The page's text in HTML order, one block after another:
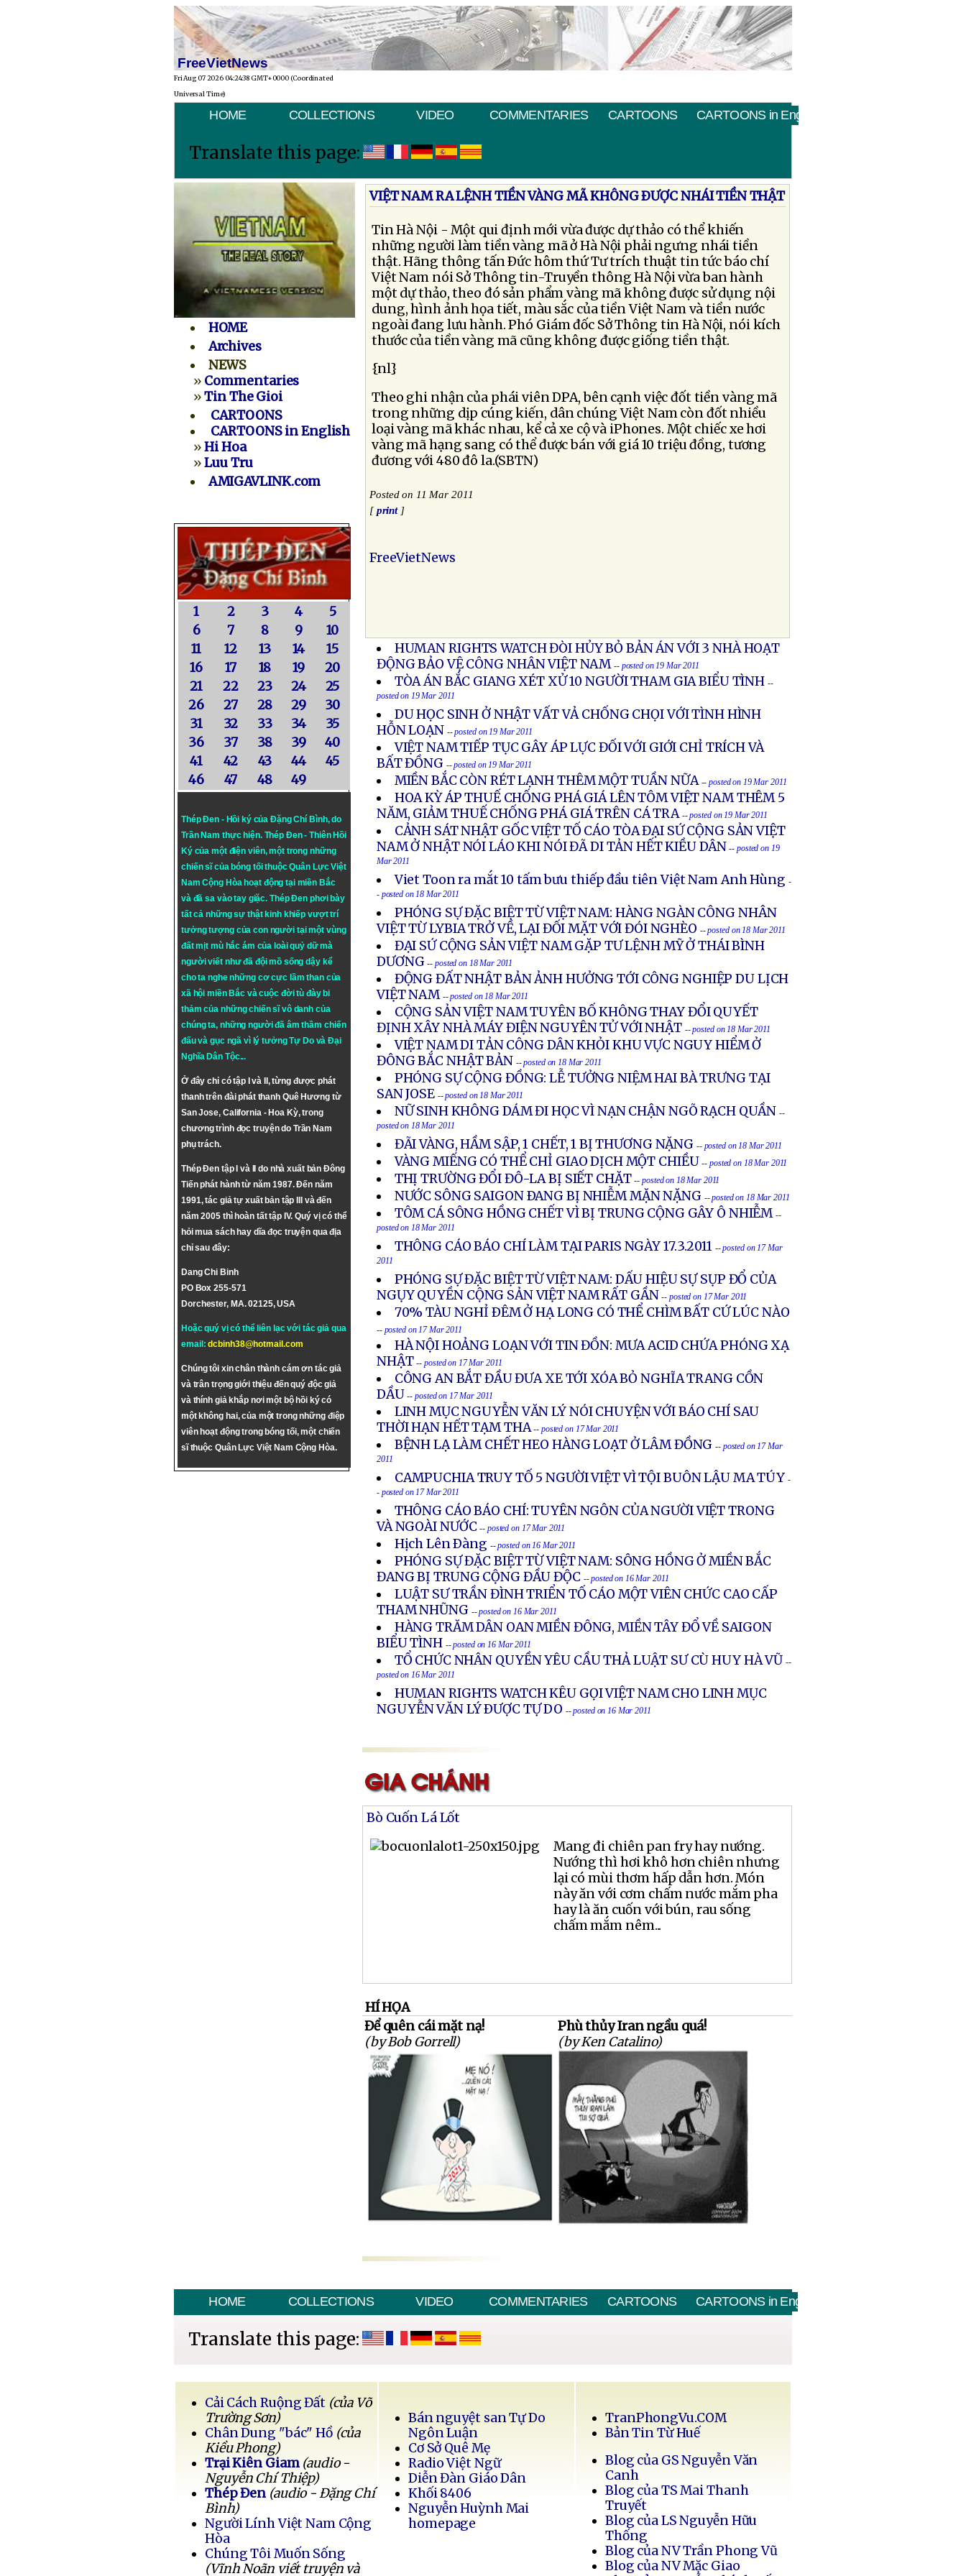
FreeVietNews
Fri Aug 07 2026 04:24:38 GMT+0000 (Coordinated
Universal Time)
HOME COLLECTIONS VIDEO COMMENTARIES CARTOONS CARTOONS in English
Translate this page:
HOME
Archives
NEWS
» Commentaries
»Tin The Gioi
CARTOONS
CARTOONS in English
»Hi Hoa
»Luu Tru
AMIGAVLINK.com
1 2 3 4
5
6
7 8 9
10
11
12 13 14
15
16
17 18 19
20
21
22 23 24
25
26
27 28 29
30
31
32 33 34
35
36
37 38 39
40
41
42 43 44
45
46
47 48 49
Thép Đen - Hồi ký của Đặng Chí Bình, do
Trần Nam thực hiện. Thép Đen- Thiên Hồi
Ký của một điện viên, một trong những
chiến sĩ của bóng tối thuộc Quân Lực Việt
Nam Cộng Hòa hoạt động tại miền Bắc
và đã sa vào tay giặc. Thép Đen phơi bày
tất cả những sự thật kinh khiếp vượt trí
tưởng tượng của con người tại một vùng
đất mịt mù hắc ám của loài quỷ dữ mà
người viết như đã đội mồ sống dậy kể
cho ta nghe những cơ cực lầm than của
xã hội miền Bắc và cuộc đời tù đày bi
thảm của những chiến sĩ vô danh của
chúng ta, những người đã âm thầm chiến
đấu và gục ngã vì lý tưởngTự DovàĐại
Nghĩa Dân Tộc...
Ở đây chỉ có tập I và II, từng được phát
thanh trên đài phát thanh Quê Hương từ
San Jose, California - Hoa Kỳ, trong
chương trình đọc truyện do Trần Nam
phụ trách.
Thép Đen tập I và II do nhà xuất bản Đông
Tiến phát hành từ năm 1987. Đến năm
1991, tác giả tự xuất bản tập III và đến
năm 2005 thì hoàn tất tập IV. Quý vị có thể
hỏi mua sách hay dĩa đọc truyện qua địa
chỉ sau đây:
Dang Chi Binh
PO Box 255-571
Dorchester, MA. 02125, USA
Hoặc quý vị có thể liên lạc với tác giả qua
email:dcbinh38@hotmail.com
Chúng tôi xin chân thành cám ơn tác giả
và trân trọng giới thiệu đến quý độc giả
và thính giả khắp nơi một bộ hồi ký có
một không hai, của một trong những điệp
viên hoạt động trong bóng tối, một chiến
sĩ thuộc Quân Lực Việt Nam Cộng Hòa.
VIỆT NAM RA LỆNH TIỀN VÀNG MÃ KHÔNG ÐƯỢC NHÁI TIỀN THẬT
Tin Hà Nội - Một qui định mới vừa được dự thảo có thể khiến
những người làm tiền vàng mã ở Hà Nội phải ngưng nhái tiền
thật. Hãng thông tấn Ðức hôm thứ Tư trích thuật tin tức báo chí
Việt Nam nói Sở Thông tin-Truyền thông Hà Nội vừa ban hành
một dự thảo, theo đó sản phẩm vàng mã không được sử dụng nội
dung, hình ảnh họa tiết, màu sắc của tiền Việt Nam và tiền nước
ngoài đang lưu hành. Phó Giám đốc Sở Thông tin Hà Nội, nói kích
thước của tiền vàng mã cũng không được giống tiền thật.
{nl}
Theo ghi nhận của phái viên DPA, bên cạnh việc đốt tiền vàng mã
trong những dịp cúng kiến, dân chúng Việt Nam còn đốt nhiều
loại vàng mã khác nhau, kể cả xe cộ và iPhones. Một chiếc xe hơi
vàng mã hạng sang có thể được bán với giá 10 triệu đồng, tương
đương với 480 đô la.(SBTN)
Posted on 11 Mar 2011
[print]
FreeVietNews
HUMAN RIGHTS WATCH ĐÒI HỦY BỎ BẢN ÁN VỚI 3 NHÀ HOẠT
ĐỘNG BẢO VỆ CÔNG NHÂN VIỆT NAM-- posted on 19 Mar 2011
TÒA ÁN BẮC GIANG XÉT XỬ 10 NGƯỜI THAM GIA BIỂU TÌNH --
posted on 19 Mar 2011
DU HỌC SINH Ở NHẬT VẤT VẢ CHỐNG CHỌI VỚI TÌNH HÌNH
HỖN LOẠN -- posted on 19 Mar 2011
VIỆT NAM TIẾP TỤC GÂY ÁP LỰC ĐỐI VỚI GIỚI CHỈ TRÍCH VÀ
BẤT ĐỒNG -- posted on 19 Mar 2011
MIỀN BẮC CÒN RÉT LẠNH THÊM MỘT TUẦN NỮA -- posted on 19 Mar 2011
HOA KỲ ÁP THUẾ CHỐNG PHÁ GIÁ LÊN TÔM VIỆT NAM THÊM 5
NĂM, GIẢM THUẾ CHỐNG PHÁ GIÁ TRÊN CÁ TRA -- posted on 19 Mar 2011
CẢNH SÁT NHẬT GỐC VIỆT TỐ CÁO TÒA ĐẠI SỨ CỘNG SẢN VIỆT
NAM Ở NHẬT NÓI LÁO KHI NÓI ĐÃ DI TẢN HẾT KIỀU DÂN -- posted on 19
Mar 2011
Viet Toon ra mắt 10 tấm bưu thiếp đầu tiên Việt Nam Anh Hùng -
- posted on 18 Mar 2011
PHÓNG SỰ ĐẶC BIỆT TỪ VIỆT NAM: HÀNG NGÀN CÔNG NHÂN
VIỆT TỪ LYBIA TRỞ VỀ, LẠI ĐỐI MẶT VỚI ĐÓI NGHÈO -- posted on 18 Mar 2011
ĐẠI SỨ CỘNG SẢN VIỆT NAM GẶP TƯ LỆNH MỸ Ở THÁI BÌNH
DƯƠNG -- posted on 18 Mar 2011
ĐỘNG ĐẤT NHẬT BẢN ẢNH HƯỞNG TỚI CÔNG NGHIỆP DU LỊCH
VIỆT NAM -- posted on 18 Mar 2011
CỘNG SẢN VIỆT NAM TUYÊN BỐ KHÔNG THAY ĐỔI QUYẾT
ĐỊNH XÂY NHÀ MÁY ĐIỆN NGUYÊN TỬ VỚI NHẬT -- posted on 18 Mar 2011
VIỆT NAM DI TẢN CÔNG DÂN KHỎI KHU VỰC NGUY HIỂM Ở
ĐÔNG BẮC NHẬT BẢN -- posted on 18 Mar 2011
PHÓNG SỰ CỘNG ĐỒNG: LỄ TƯỞNG NIỆM HAI BÀ TRƯNG TẠI
SAN JOSE -- posted on 18 Mar 2011
NỮ SINH KHÔNG DÁM ĐI HỌC VÌ NẠN CHẬN NGÕ RẠCH QUẦN --
posted on 18 Mar 2011
ĐÃI VÀNG, HẦM SẬP, 1 CHẾT, 1 BỊ THƯƠNG NẶNG -- posted on 18 Mar 2011
VÀNG MIẾNG CÓ THỂ CHỈ GIAO DỊCH MỘT CHIỀU-- posted on 18 Mar 2011
THỊ TRƯỜNG ĐỔI ĐÔ-LA BỊ SIẾT CHẶT -- posted on 18 Mar 2011
NƯỚC SÔNG SAIGON ÐANG BỊ NHIỄM MẶN NẶNG -- posted on 18 Mar 2011
TÔM CÁ SÔNG HỒNG CHẾT VÌ BỊ TRUNG CỘNG GÂY Ô NHIỄM --
posted on 18 Mar 2011
THÔNG CÁO BÁO CHÍ LÀM TẠI PARIS NGÀY 17.3.2011 -- posted on 17 Mar
2011
PHÓNG SỰ ĐẶC BIỆT TỪ VIỆT NAM: DẤU HIỆU SỰ SỤP ĐỔ CỦA
NGỤY QUYỀN CỘNG SẢN VIỆT NAM RẤT GẦN -- posted on 17 Mar 2011
70% TÀU NGHỈ ÐÊM Ở HẠ LONG CÓ THỂ CHÌM BẤT CỨ LÚC NÀO
-- posted on 17 Mar 2011
HÀ NỘI HOẢNG LOẠN VỚI TIN ĐỒN: MƯA ACID CHỨA PHÓNG XẠ
NHẬT -- posted on 17 Mar 2011
CÔNG AN BẮT ĐẦU ĐƯA XE TỚI XÓA BỎ NGHĨA TRANG CỒN
DẦU-- posted on 17 Mar 2011
LINH MỤC NGUYỄN VĂN LÝ NÓI CHUYỆN VỚI BÁO CHÍ SAU
THỜI HẠN HẾT TẠM THA-- posted on 17 Mar 2011
BỆNH LẠ LÀM CHẾT HEO HÀNG LOẠT Ở LÂM ĐỒNG -- posted on 17 Mar
2011
CAMPUCHIA TRUY TỐ 5 NGƯỜI VIỆT VÌ TỘI BUÔN LẬU MA TÚY -
- posted on 17 Mar 2011
THÔNG CÁO BÁO CHÍ: TUYÊN NGÔN CỦA NGƯỜI VIỆT TRONG
VÀ NGOÀI NƯỚC -- posted on 17 Mar 2011
Hịch Lên Ðàng -- posted on 16 Mar 2011
PHÓNG SỰ ĐẶC BIỆT TỪ VIỆT NAM: SÔNG HỒNG Ở MIỀN BẮC
ĐANG BỊ TRUNG CỘNG ĐẦU ĐỘC -- posted on 16 Mar 2011
LUẬT SƯ TRẦN ĐÌNH TRIỂN TỐ CÁO MỘT VIÊN CHỨC CAO CẤP
THAM NHŨNG -- posted on 16 Mar 2011
HÀNG TRĂM DÂN OAN MIỀN ĐÔNG, MIỀN TÂY ĐỔ VỀ SAIGON
BIỂU TÌNH -- posted on 16 Mar 2011
TỔ CHỨC NHÂN QUYỀN YÊU CẦU THẢ LUẬT SƯ CÙ HUY HÀ VŨ --
posted on 16 Mar 2011
HUMAN RIGHTS WATCH KÊU GỌI VIỆT NAM CHO LINH MỤC
NGUYỄN VĂN LÝ ÐƯỢC TỰ DO -- posted on 16 Mar 2011
Bò Cuốn Lá Lốt
Mang đi chiên pan fry hay nướng.
Nướng thì hơi khô hơn chiên nhưng
lại có mùi thơm hấp dẫn hơn. Món
này ăn với cơm chấm nước mắm pha
hay là ăn cuốn với bún, rau sống
chấm mắm nêm...
HÍ HỌA
Để quên cái mặt nạ!
(by Bob Gorrell)
Phù thủy Iran ngầu quá!
(by Ken Catalino)
HOME COLLECTIONS VIDEO COMMENTARIES CARTOONS CARTOONS in English
Translate this page:
Cải Cách Ruộng Đất (của Võ
Trường Sơn)
Chân Dung "bác" Hồ (của
Kiều Phong)
Trại Kiên Giam (audio -
Nguyễn Chí Thiệp)
Thép Đen (audio - Đặng Chí
Bình)
Người Lính Việt Nam Cộng
Hòa
Chúng Tôi Muốn Sống
(Vĩnh Noãn viết truyện và
Bán nguyệt san Tự Do
Ngôn Luận
Cơ Sở Quê Mẹ
Radio Việt Ngữ
Diễn Đàn Giáo Dân
Khối 8406
Nguyễn Huỳnh Mai
homepage
TranPhongVu.COM
Bản Tin Từ Huế
Blog của GS Nguyễn Văn
Canh
Blog của TS Mai Thanh
Truyết
Blog của LS Nguyễn Hữu
Thống
Blog của NV Trần Phong Vũ
Blog của NV Mặc Giao